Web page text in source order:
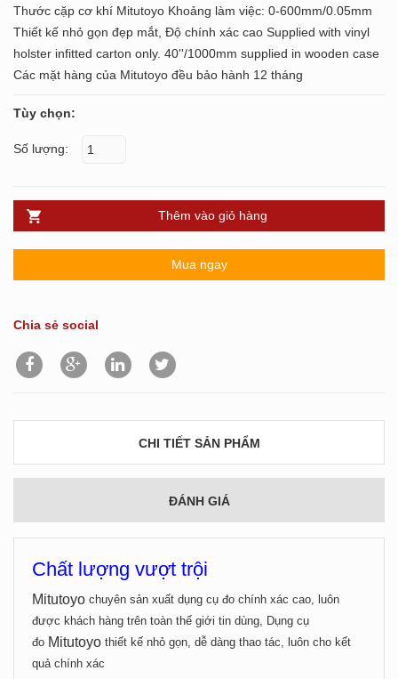
Thước cặp cơ khí Mitutoyo Khoảng làm việc: 0-600mm/0.05mm
Thiết kế nhỏ gọn đẹp mắt, Độ chính xác cao Supplied with vinyl
holster infitted carton only. 40''/1000mm supplied in wooden case
Các mặt hàng của Mitutoyo đều bảo hành 12 tháng
Tùy chọn:
Số lượng:
Thêm vào giỏ hàng
Mua ngay
Chia sẻ social
CHI TIẾT SẢN PHẨM
ĐÁNH GIÁ
Chất lượng vượt trội
Mitutoyo chuyên sản xuất dụng cụ đo chính xác cao, luôn
được khách hàng trên toàn thế giới tin dùng, Dụng cụ
đo Mitutoyo thiết kế nhỏ gọn, dễ dàng thao tác, luôn cho kết
quả chính xác